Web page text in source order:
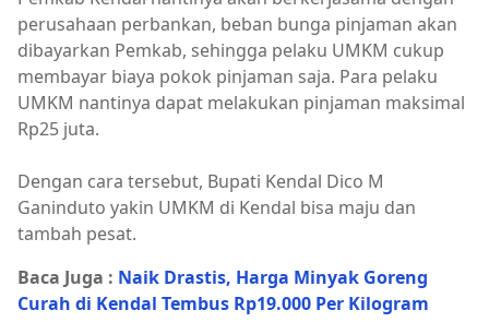
perusahaan perbankan, beban bunga pinjaman akan
dibayarkan Pemkab, sehingga pelaku UMKM cukup
membayar biaya pokok pinjaman saja. Para pelaku
UMKM nantinya dapat melakukan pinjaman maksimal
Rp25 juta.
Dengan cara tersebut, Bupati Kendal Dico M
Ganinduto yakin UMKM di Kendal bisa maju dan
tambah pesat.
Baca Juga : Naik Drastis, Harga Minyak Goreng
Curah di Kendal Tembus Rp19.000 Per Kilogram